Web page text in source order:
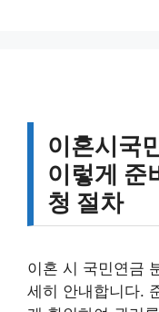
이혼시국
이렇게 준
청 절차
이혼 시 국민연금
세히 안내합니다.